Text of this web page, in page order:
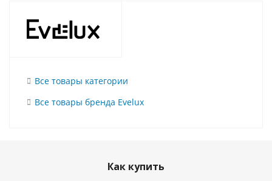
Все товары категории
Все товары бренда Evelux
Как купить